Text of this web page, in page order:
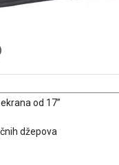
od 17”
džepova